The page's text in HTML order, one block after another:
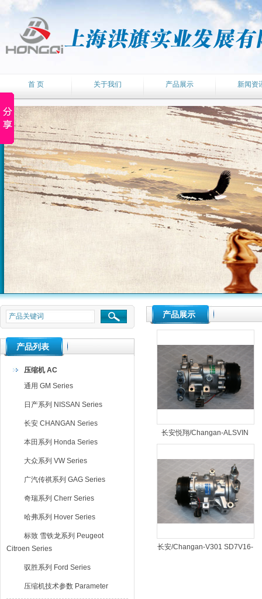
首 页 关于我们 产品展示 新闻资
null
null
null
产品列表
压缩机 AC
通用 GM Series
日产系列 NISSAN Series
长安 CHANGAN Series
本田系列 Honda Series
大众系列 VW Series
广汽传祺系列 GAG Series
奇瑞系列 Cherr Series
哈弗系列 Hover Series
标致 雪铁龙系列 Peugeot
Citroen Series
驭胜系列 Ford Series
压缩机技术参数 Parameter
产品展示
长安悦翔/Changan-ALSVIN
长安/Changan-V301 SD7V16-